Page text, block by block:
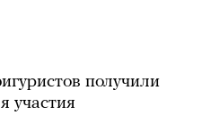
получили
участия